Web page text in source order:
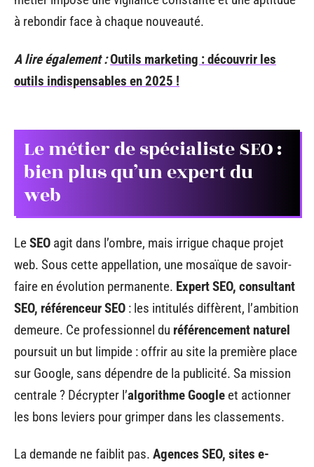
à rebondir face à chaque nouveauté.
A lire également :Outils marketing : découvrir les
outils indispensables en 2025 !
Le métier de spécialiste SEO :
bien plus qu’un expert du
web
LeSEO agit dans l’ombre, mais irrigue chaque projet
web. Sous cette appellation, une mosaïque de savoir-
faire en évolution permanente. Expert SEO, consultant
SEO, référenceur SEO : les intitulés diffèrent, l’ambition
demeure. Ce professionnel du référencement naturel
poursuit un but limpide : offrir au site la première place
sur Google, sans dépendre de la publicité. Sa mission
centrale ? Décrypter l’algorithme Google et actionner
les bons leviers pour grimper dans les classements.
La demande ne faiblit pas. Agences SEO, sites e-